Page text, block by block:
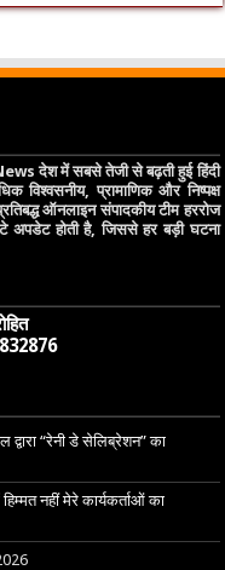
देश में सबसे तेजी से बढ़ती हुई हिंदी
विश्वसनीय, प्रामाणिक और निष्पक्ष
ऑनलाइन संपादकीय टीम हररोज
अपडेट होती है, जिससे हर बड़ी घटना
“रेनी डे सेलिब्रेशन” का
नहीं मेरे कार्यकर्ताओं का